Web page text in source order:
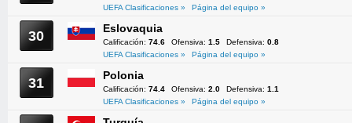
UEFA Clasificaciones »
Página del equipo »
30 Eslovaquia
Calificación: 74.6 Ofensiva: 1.5 Defensiva: 0.8
UEFA Clasificaciones »
Página del equipo »
31 Polonia
Calificación: 74.4 Ofensiva: 2.0 Defensiva: 1.1
UEFA Clasificaciones »
Página del equipo »